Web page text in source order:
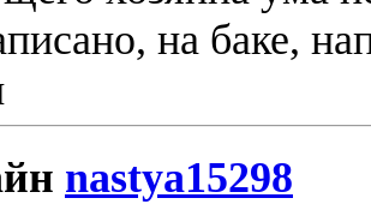
на баке,
nastya15298